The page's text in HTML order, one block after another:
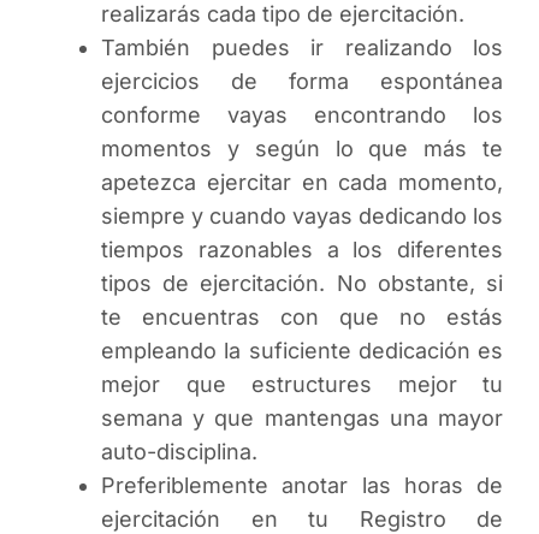
realizarás cada tipo de ejercitación.
También puedes ir realizando los
ejercicios de forma espontánea
conforme vayas encontrando los
momentos y según lo que más te
apetezca ejercitar en cada momento,
siempre y cuando vayas dedicando los
tiempos razonables a los diferentes
tipos de ejercitación. No obstante, si
te encuentras con que no estás
empleando la suficiente dedicación es
mejor que estructures mejor tu
semana y que mantengas una mayor
auto-disciplina.
Preferiblemente anotar las horas de
ejercitación en tu Registro de